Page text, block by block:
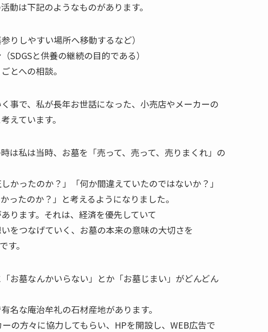
動は下記のようなものがあります。
りしやすい場所へ移動するなど）
SDGSと供養の継続の目的である）
とへの相談。
事で、私が長年お世話になった、小売店やメーカーの
えています。
は私は当時、お墓を「売って、売って、売りまくれ」の
かったのか？」「何か間違えていたのではないか？」
ったのか？」と考えるようになりました。
ります。それは、経済を優先していて
をつなげていく、お墓の本来の意味の大切さを
す。
お墓なんかいらない」とか「お墓じまい」がどんどん
名な庵治牟礼の石材産地があります。
の方々に協力してもらい、HPを開設し、WEB広告で